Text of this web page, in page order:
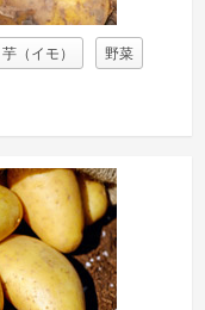
芋（イモ） 野菜